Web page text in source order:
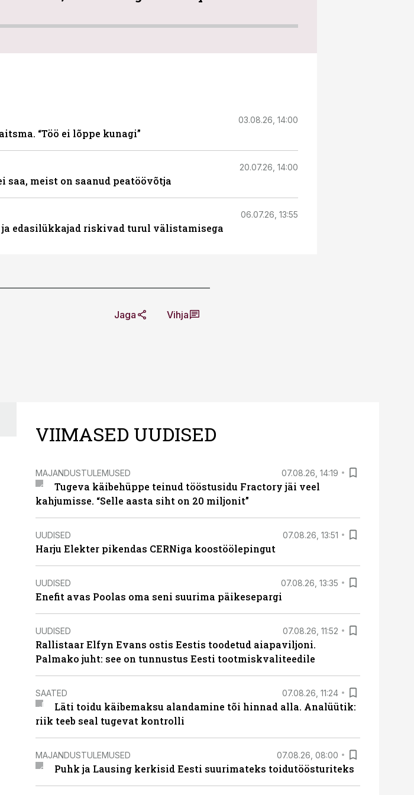
03.08.26, 14:00
“Töö ei lõppe kunagi”
20.07.26, 14:00
saa, meist on saanud peatöövõtja
06.07.26, 13:55
ja edasilükkajad riskivad turul välistamisega
Jaga Vihja
VIIMASED UUDISED
MAJANDUSTULEMUSED 07.08.26, 14:19
Tugeva käibehüppe teinud tööstusidu Fractory jäi veel
kahjumisse. “Selle aasta siht on 20 miljonit”
UUDISED 07.08.26, 13:51
Harju Elekter pikendas CERNiga koostöölepingut
UUDISED 07.08.26, 13:35
Enefit avas Poolas oma seni suurima päikesepargi
UUDISED 07.08.26, 11:52
Rallistaar Elfyn Evans ostis Eestis toodetud aiapaviljoni.
Palmako juht: see on tunnustus Eesti tootmiskvaliteedile
SAATED 07.08.26, 11:24
Läti toidu käibemaksu alandamine tõi hinnad alla. Analüütik:
riik teeb seal tugevat kontrolli
MAJANDUSTULEMUSED 07.08.26, 08:00
Puhk ja Lausing kerkisid Eesti suurimateks toidutöösturiteks